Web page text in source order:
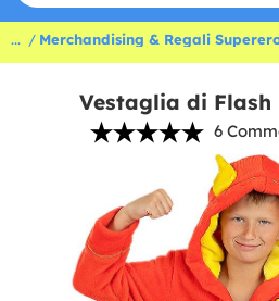
... Merchandising & Regali
Vestaglia di
6